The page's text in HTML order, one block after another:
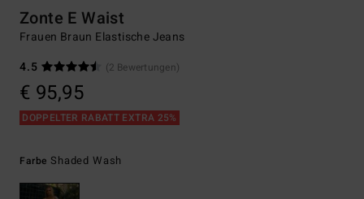
Zonte E Waist
Frauen Braun Elastische Jeans
4.5
(2 Bewertungen)
€ 95,95
DOPPELTER RABATT EXTRA 25%
Farbe Shaded Wash